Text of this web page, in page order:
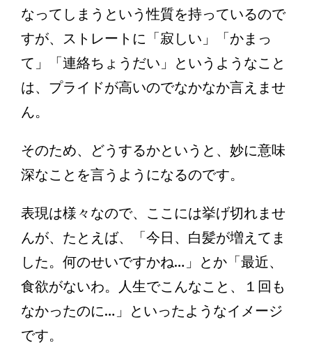
なってしまうという性質を持っているので
すが、ストレートに「寂しい」「かまっ
て」「連絡ちょうだい」というようなこと
は、プライドが高いのでなかなか言えませ
ん。
そのため、どうするかというと、妙に意味
深なことを言うようになるのです。
表現は様々なので、ここには挙げ切れませ
んが、たとえば、「今日、白髪が増えてま
した。何のせいですかね…」とか「最近、
食欲がないわ。人生でこんなこと、１回も
なかったのに…」といったようなイメージ
です。